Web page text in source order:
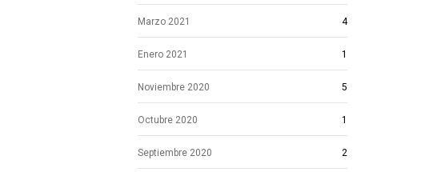
Marzo 2021 4
Enero 2021 1
Noviembre 2020 5
Octubre 2020 1
Septiembre 2020 2